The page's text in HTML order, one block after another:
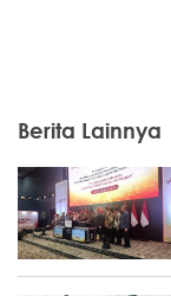
Berita Lainnya